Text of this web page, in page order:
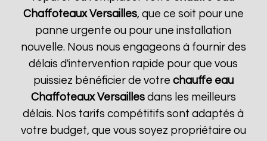
Chaffoteaux Versailles, que ce soit pour une
panne urgente ou pour une installation
nouvelle. Nous nous engageons à fournir des
délais d'intervention rapide pour que vous
puissiez bénéficier de votre chauffe eau
Chaffoteaux Versaillesdans les meilleurs
délais. Nos tarifs compétitifs sont adaptés à
votre budget, que vous soyez propriétaire ou